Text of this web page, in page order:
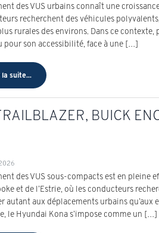
des VUS urbains connaît une
recherchent des véhicules
rurales des environs. Dans ce
pour son accessibilité, face à une […]
la suite...
BUICK
des VUS sous-compacts est en pleine
et de l’Estrie, où les conducteurs
autant aux déplacements urbains
le Hyundai Kona s’impose comme un […]